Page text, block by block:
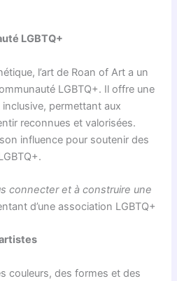
LGBTQ+
l’art de Roan of Art a un
LGBTQ+. Il offre une
permettant aux
reconnues et valorisées.
influence pour soutenir des
connecter et à construire une
d’une association LGBTQ+
couleurs, des formes et des